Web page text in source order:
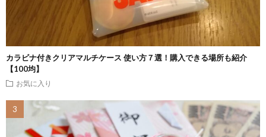
カラビナ付きクリアマルチケース 使い方７選！購入できる場所も紹介
【100均】
お気に入り